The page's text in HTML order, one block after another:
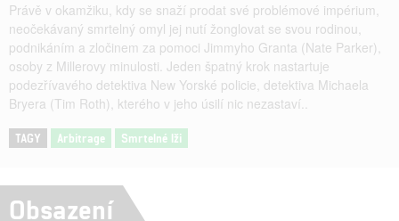
Právě v okamžiku, kdy se snaží prodat své problémové impérium,
neočekávaný smrtelný omyl jej nutí žonglovat se svou rodinou,
podnikáním a zločinem za pomoci Jimmyho Granta (Nate Parker),
osoby z Millerovy minulosti. Jeden špatný krok nastartuje
podezřívavého detektiva New Yorské policie, detektiva Michaela
Bryera (Tim Roth), kterého v jeho úsilí nic nezastaví..
TAGY Arbitrage Smrtelné lži
Obsazení